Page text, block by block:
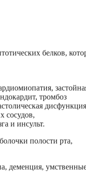
белков,
тромбоз
дисфункция
сосудов,
и инсульт.
полости рта,
деменция,